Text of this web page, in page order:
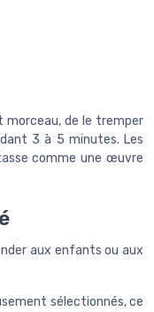
morceau, de le tremper
3 à 5 minutes. Les
comme une œuvre
aux enfants ou aux
sélectionnés, ce